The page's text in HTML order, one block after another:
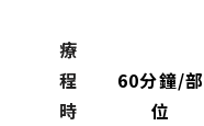
療
程
時
60分鐘/部
位